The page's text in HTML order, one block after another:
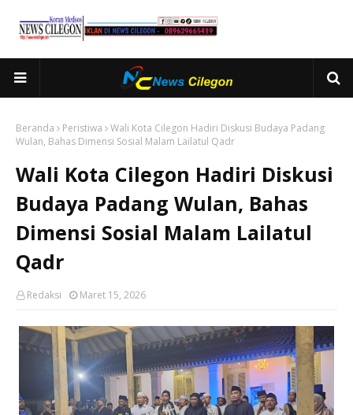
Beranda Peristiwa
Wali Kota Cilegon Hadiri Diskusi Budaya Padang
Wulan, Bahas Dimensi Sosial Malam Lailatul Qadr
Wali Kota Cilegon Hadiri Diskusi
Budaya Padang Wulan, Bahas
Dimensi Sosial Malam Lailatul
Qadr
Redaksi Maret 15, 2026